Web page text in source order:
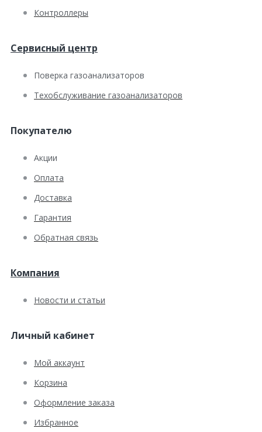
Контроллеры
Сервисный центр
Поверка газоанализаторов
Техобслуживание газоанализаторов
Покупателю
Акции
Оплата
Доставка
Гарантия
Обратная связь
Компания
Новости и статьи
Личный кабинет
Мой аккаунт
Корзина
Оформление заказа
Избранное